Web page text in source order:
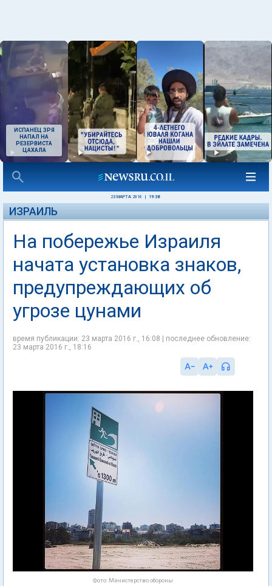
ИСПАНЕЦ ЗРЯ
НАПАЛ НА
РЕЗЕРВИСТА
ЦАХАЛА
23 МАРТА 2016 19:38
ИЗРАИЛЬ
На побережье Израиля
начата установка знаков,
предупреждающих об
угрозе цунами
время публикации: 23 марта 2016 г., 16:08 | последнее обновление:
23 марта 2016 г., 18:16
Фото: Министерство обороны